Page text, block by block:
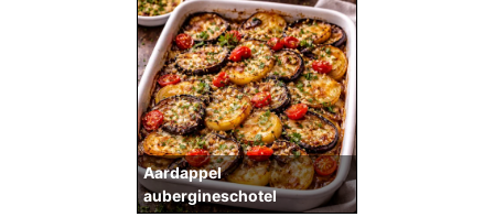
Aardappel
aubergineschotel